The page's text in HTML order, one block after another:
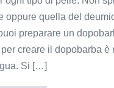
oppure quella del
preparare un
creare il dopobarba è
Si […]